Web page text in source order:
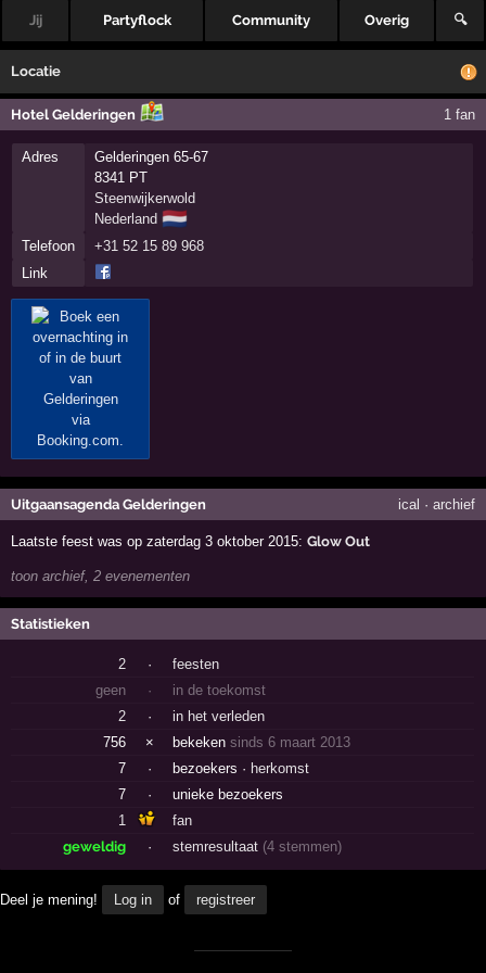
Jij Partyflock Community Overig 🔍
Locatie
Hotel Gelderingen 1 fan
Adres
Gelderingen 65-67
8341 PT
Steenwijkerwold
Nederland 🇳🇱
Telefoon
+31 52 15 89 968
Link
Uitgaansagenda Gelderingen ical · archief
Laatste feest was op zaterdag 3 oktober 2015:Glow Out
toon archief, 2 evenementen
Statistieken
2 ·
feesten
geen
·
in de toekomst
2
·
in het verleden
756
× bekekensinds 6 maart 2013
7
· bezoekers · herkomst
7
·
unieke bezoekers
1
fan
geweldig
· stemresultaat (4 stemmen)
Deel je mening! Log in of registreer